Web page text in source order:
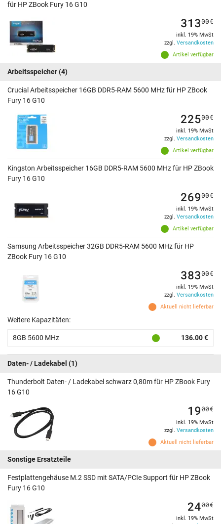
für HP ZBook Fury 16 G10
Artikel verfügbar
31300€
inkl. 19% MwSt
zzgl. Versandkosten
Arbeitsspeicher(4)
Crucial Arbeitsspeicher 16GB DDR5-RAM 5600 MHz für HP ZBook
Fury 16 G10
Artikel verfügbar
22500€
inkl. 19% MwSt
zzgl. Versandkosten
Kingston Arbeitsspeicher 16GB DDR5-RAM 5600 MHz für HP ZBook
Fury 16 G10
Artikel verfügbar
26900€
inkl. 19% MwSt
zzgl. Versandkosten
Samsung Arbeitsspeicher 32GB DDR5-RAM 5600 MHz für HP
ZBook Fury 16 G10
Aktuell nicht lieferbar
38300€
inkl. 19% MwSt
zzgl. Versandkosten
Weitere Kapazitäten:
8GB 5600 MHz 136.00 €
Daten- / Ladekabel (1)
Thunderbolt Daten- / Ladekabel schwarz 0,80m für HP ZBook Fury
16 G10
Aktuell nicht lieferbar
1900€
inkl. 19% MwSt
zzgl. Versandkosten
Sonstige Ersatzteile
Festplattengehäuse M.2 SSD mit SATA/PCIe Support für HP ZBook
Fury 16 G10
2400€
inkl. 19% MwSt